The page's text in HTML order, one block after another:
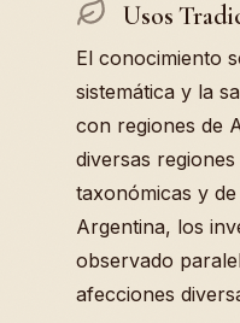
Usos
El conocimiento
sistemática y la
con regiones de
diversas
taxonómicas y
Argentina, los
observado
afecciones